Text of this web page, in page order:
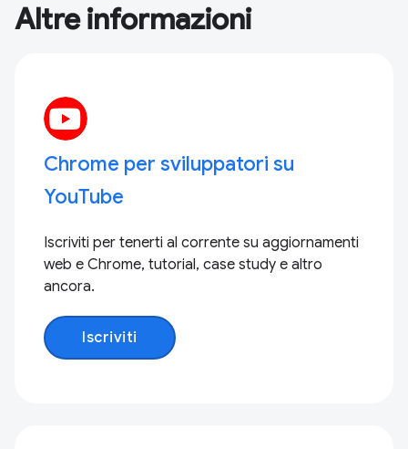
Altre informazioni
Chrome per sviluppatori su
YouTube
Iscriviti per tenerti al corrente su aggiornamenti
web e Chrome, tutorial, case study e altro
ancora.
Iscriviti